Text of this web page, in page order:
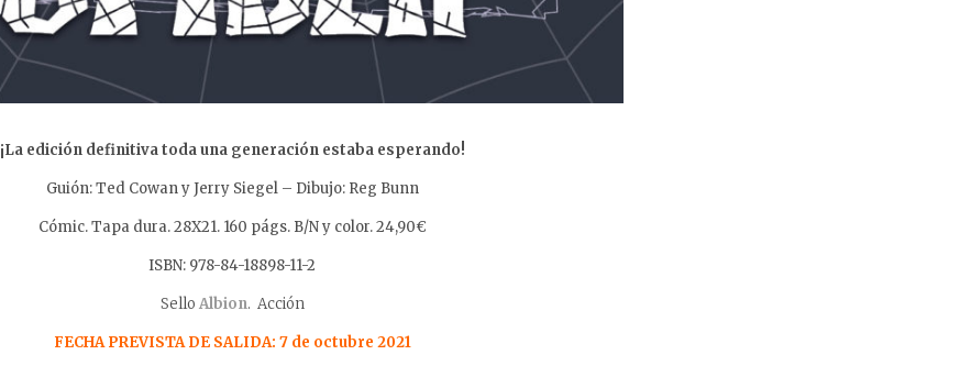
¡La edición definitiva toda una generación estaba esperando!
Guión: Ted Cowan y Jerry Siegel – Dibujo: Reg Bunn
Cómic. Tapa dura. 28X21. 160 págs. B/N y color. 24,90€
ISBN: 978-84-18898-11-2
Sello Albion. Acción
FECHA PREVISTA DE SALIDA: 7 de octubre 2021